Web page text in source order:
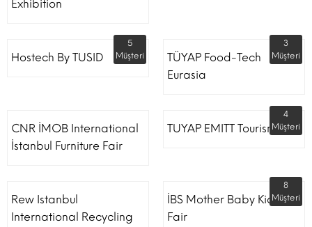
Exhibition
Hostech By TUSID
5
Müşteri
TÜYAP Food-Tech
Eurasia
3
Müşteri
CNR İMOB International
İstanbul Furniture Fair
TUYAP EMITT Tourism Fair
4
Müşteri
Rew Istanbul
International Recycling
İBS Mother Baby Kids
Fair
8
Müşteri